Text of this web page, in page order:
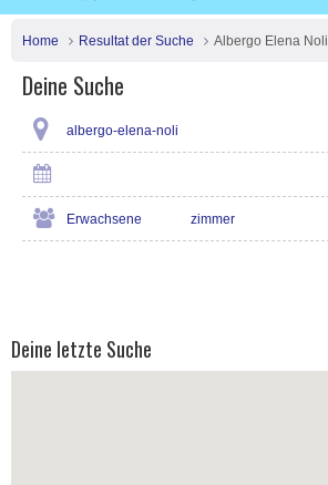
Home Resultat der Suche Albergo Elena Noli
Deine Suche
albergo-elena-noli
Erwachsene zimmer
Deine letzte Suche